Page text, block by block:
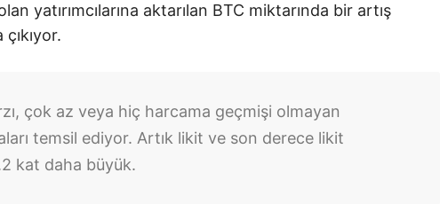
yatırımcılarına aktarılan BTC miktarında bir artış
çok az veya hiç harcama geçmişi olmayan
temsil ediyor. Artık likit ve son derece likit
kat daha büyük.